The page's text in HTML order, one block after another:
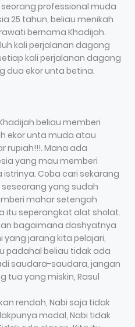
professional muda
25 tahun, beliau menikah
bernama Khadijah.
kali perjalanan dagang
kali perjalanan dagang
dua ekor unta betina.
beliau memberi
ekor unta muda atau
rupiah!!!. Mana ada
yang mau memberi
Coba cari sekarang
yang sudah
mahar setengah
itu seperangkat alat sholat.
bagaimana dashyatnya
yang jarang kita pelajari,
padahal beliau tidak ada
saudara-saudara, jangan
tua yang miskin, Rasul
rendah, Nabi saja tidak
modal, Nabi tidak